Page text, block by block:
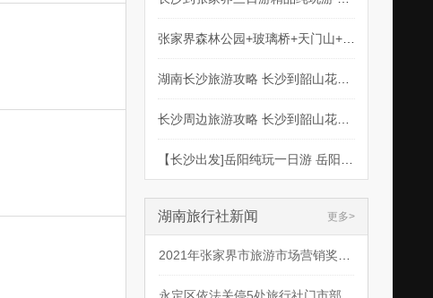
湖南旅行社新闻 更多